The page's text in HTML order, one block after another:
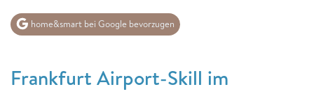
home&smart bei Google bevorzugen
Frankfurt Airport-Skill im